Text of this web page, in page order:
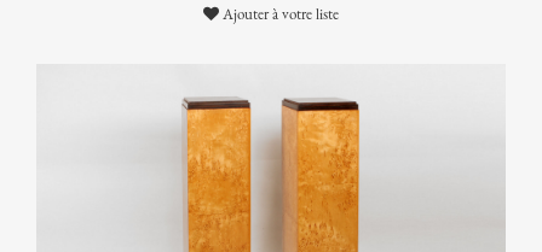
Ajouter à votre liste